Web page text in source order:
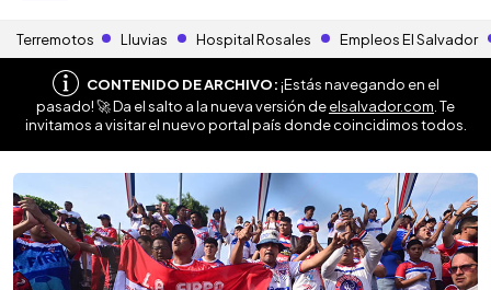
Terremotos Lluvias Hospital Rosales Empleos El Salvador
CONTENIDO DE ARCHIVO:¡Estás navegando en el
pasado! 🚀 Da el salto a la nueva versión deelsalvador.com . Te
invitamos a visitar el nuevo portal país donde coincidimos todos.